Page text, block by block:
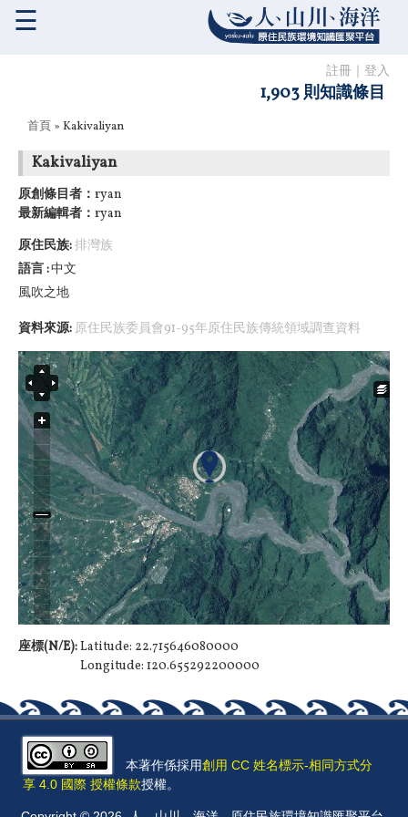
註冊 登入
1,903 則知識條目
☰
您在這裡
首頁 » Kakivaliyan
Kakivaliyan
原創條目者： ryan
最新編輯者： ryan
原住民族:排灣族
語言 中文
風吹之地
資料來源: 原住民族委員會91-95年原住民族傳統領域調查資料
座標(N/E):Latitude: 22.715646080000
Longitude: 120.655292200000
本著作係採用創用 CC 姓名標示-相同方式分
享 4.0 國際 授權條款授權。